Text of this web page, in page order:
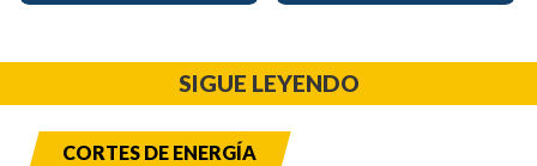
SIGUE LEYENDO
CORTES DE ENERGÍA